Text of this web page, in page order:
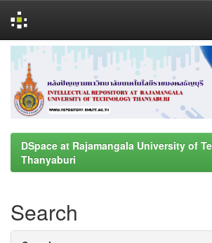
navigation
DSpace at Rajamangala University of
Thanyaburi
Search